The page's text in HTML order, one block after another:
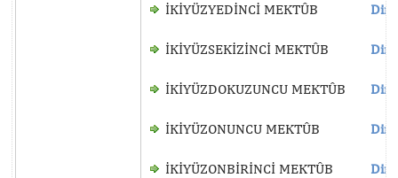
İKİYÜZYEDİNCİ MEKTÛB
İKİYÜZSEKİZİNCİ MEKTÛB
İKİYÜZDOKUZUNCU MEKTÛB
İKİYÜZONUNCU MEKTÛB
İKİYÜZONBİRİNCİ MEKTÛB